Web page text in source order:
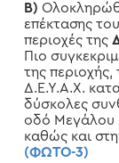
Β)
επέκτασης του
περιοχές της
Πιο
της
Δ.Ε.Υ.Α.Χ.
δύσκολες
οδό Μεγάλου
καθώς και
(ΦΩΤΟ-3)